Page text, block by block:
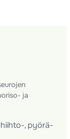
ja
, pyörä-